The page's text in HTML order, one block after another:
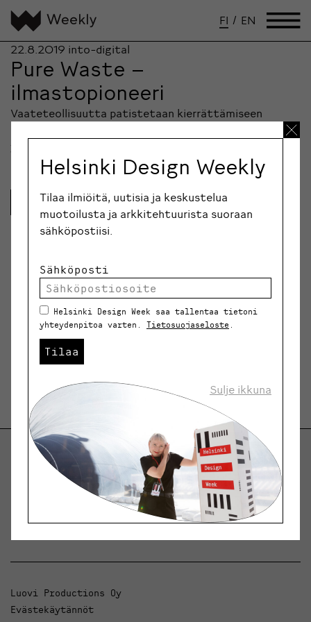
FI / EN
22.8.2019 into-digital
Pure Waste –
ilmastopioneeri
Vaateteollisuutta patistetaan kierrättämiseen
yksi alan edelläkävijöistä.
Lue lisää
Helsinki Design Weekly.
Keskustelua, uutisia ja ilmiöitä muotoilusta ja
arkkitehtuurista.
Luovi Productions Oy
Evästekäytännöt
Helsinki Design Weekly
Tilaa ilmiöitä, uutisia ja keskustelua
muotoilusta ja arkkitehtuurista suoraan
sähköpostiisi.
Sähköposti
Helsinki Design Week saa tallentaa tietoni
yhteydenpitoa varten. Tietosuojaseloste
Tilaa
Sulje ikkuna